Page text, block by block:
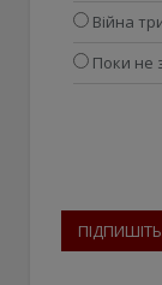
Війна
Поки не